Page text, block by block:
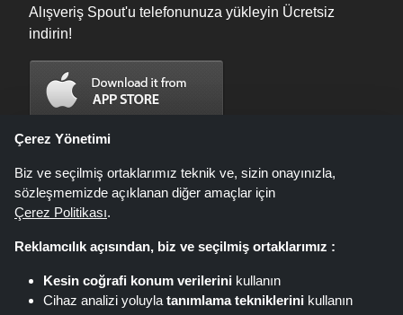
Alışveriş Spout'u telefonunuza yükleyin Ücretsiz
indirin!
Shoppingspout.com/tr fırsatların, indirimlerin ve kuponların sunulduğu bir
web sitesidir; bu fırsatlar veya teklifler farklı bağlı kuruluş ağları aracılığıyla
Çerez Yönetimi
Biz ve seçilmiş ortaklarımız teknik ve, sizin onayınızla,
sözleşmemizde açıklanan diğer amaçlar için
Çerez Politikası.
Reklamcılık açısından, biz ve seçilmiş ortaklarımız :
Kesin coğrafi konum verilerini kullanın
Cihaz analizi yoluyla tanımlama tekniklerini kullanın